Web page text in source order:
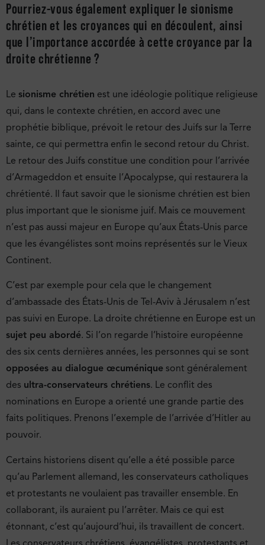
Pourriez-vous également expliquer le sionisme
chrétien et les croyances qui en découlent, ainsi
que l’importance accordée à cette croyance par la
droite chrétienne ?
Le sionisme chrétien est une idéologie politique religieuse
qui, dans le contexte chrétien, en accord avec une
prophétie biblique, prévoit le retour des Juifs sur la Terre
sainte, ce qui permettra enfin le second retour du Christ.
Le retour des Juifs constitue une condition pour l’arrivée
d’Armageddon et ensuite l’Apocalypse, qui restaurera la
chrétienté. Il faut savoir que le sionisme chrétien est bien
plus important que le sionisme juif. Mais ce mouvement
n’est pas aussi majeur en Europe qu’aux États-Unis parce
que les évangélistes sont moins représentés sur le Vieux
Continent.
C’est par exemple pour cela que le changement
d’ambassade des États-Unis de Tel-Aviv à Jérusalem n’est
pas suivi en Europe. La droite chrétienne en Europe est un
sujet peu abordé. Si l’on regarde l’histoire européenne
des six cents dernières années, les personnes qui se sont
opposées au dialogue œcuménique sont généralement
des ultra-conservateurs chrétiens. Le conflit des
nominations en Europe a orienté une grande partie des
faits politiques. Prenons l’exemple de l’arrivée d’Hitler au
pouvoir.
Certains historiens disent qu’elle a été possible parce
qu’au Parlement allemand, les conservateurs catholiques
et protestants ne voulaient pas travailler ensemble. En
collaborant, ils auraient pu l’arrêter. Mais ce qui est
étonnant, c’est qu’aujourd’hui, ils travaillent de concert.